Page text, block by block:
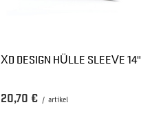
XD DESIGN HÜLLE SLEEVE 14"
20,70 € / artikel